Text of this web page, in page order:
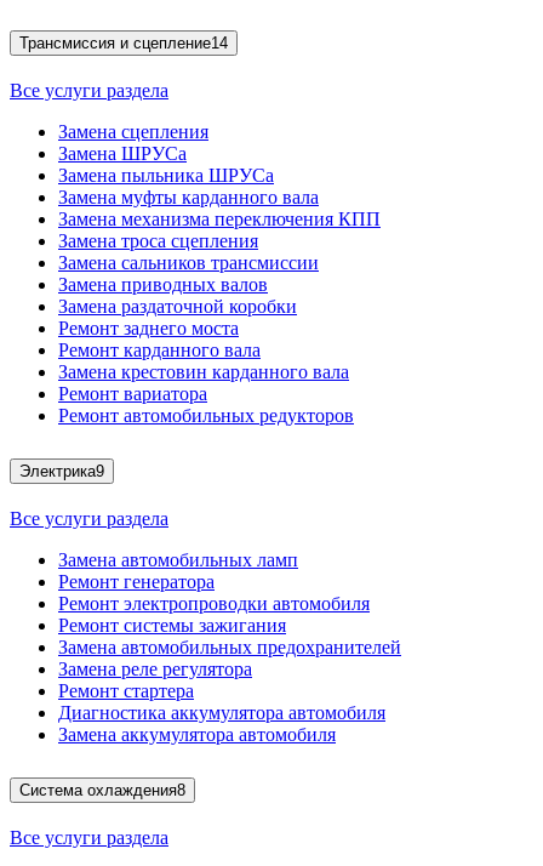
Трансмиссия и сцепление14
Все услуги раздела
Замена сцепления
Замена ШРУСа
Замена пыльника ШРУСа
Замена муфты карданного вала
Замена механизма переключения КПП
Замена троса сцепления
Замена сальников трансмиссии
Замена приводных валов
Замена раздаточной коробки
Ремонт заднего моста
Ремонт карданного вала
Замена крестовин карданного вала
Ремонт вариатора
Ремонт автомобильных редукторов
Электрика9
Все услуги раздела
Замена автомобильных ламп
Ремонт генератора
Ремонт электропроводки автомобиля
Ремонт системы зажигания
Замена автомобильных предохранителей
Замена реле регулятора
Ремонт стартера
Диагностика аккумулятора автомобиля
Замена аккумулятора автомобиля
Система охлаждения8
Все услуги раздела